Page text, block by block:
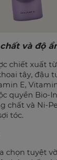
chất và độ
chiết xuất
tây, đậu
E,
quyền Bio-
chất và Ni-
tóc.
chọn tuyệt